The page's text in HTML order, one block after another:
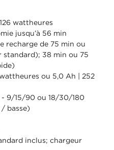
wattheures
jusqu’à 56 min
recharge de 75 min ou
standard); 38 min ou 75
ou 5,0 Ah | 252
9/15/90 ou 18/30/180
basse)
inclus; chargeur